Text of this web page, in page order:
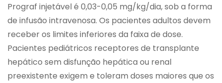
Prograf injetável é 0,03-0,05 mg/kg/dia, sob a forma
de infusão intravenosa. Os pacientes adultos devem
receber os limites inferiores da faixa de dose.
Pacientes pediátricos receptores de transplante
hepático sem disfunção hepática ou renal
preexistente exigem e toleram doses maiores que os